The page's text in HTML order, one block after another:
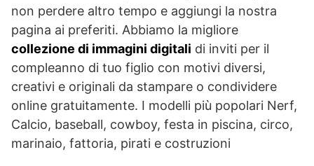
non perdere altro tempo e aggiungi la nostra
pagina ai preferiti. Abbiamo la migliore
collezione di immagini digitali di inviti per il
compleanno di tuo figlio con motivi diversi,
creativi e originali da stampare o condividere
online gratuitamente. I modelli più popolari Nerf,
Calcio, baseball, cowboy, festa in piscina, circo,
marinaio, fattoria, pirati e costruzioni